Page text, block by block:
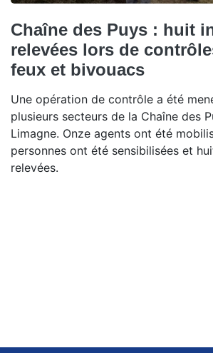
Chaîne des Puys : huit
relevées lors de
feux et bivouacs
Une opération de contrôle a été
plusieurs secteurs de la Chaîne des
Limagne. Onze agents ont été
personnes ont été sensibilisées et
relevées.